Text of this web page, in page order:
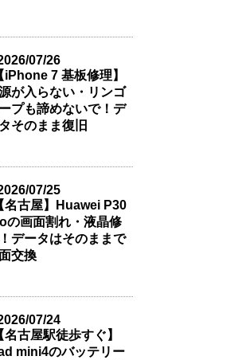
07/26
iPhone 7 基板修理】
が入らない・リンゴ
プも諦めないで！デ
そのまま復旧
07/25
名古屋】Huawei P30
の画面割れ・液晶修
データはそのままで
交換
07/24
名古屋駅徒歩すぐ】
mini4のバッテリー